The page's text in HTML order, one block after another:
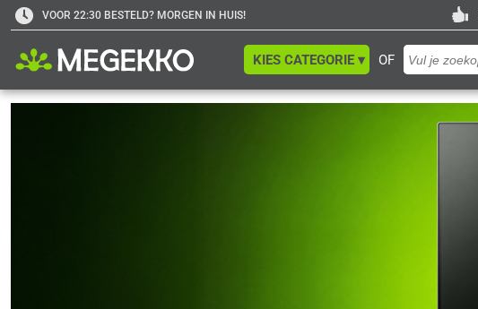
VOOR 22:30 BESTELD? MORGEN IN HUIS!
OF
KIES CATEGORIE ▾